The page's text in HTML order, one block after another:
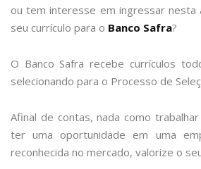
ou tem interesse em ingressar nesta
seu currículo para o Banco Safra?
O Banco Safra recebe currículos
selecionando para o Processo de
Afinal de contas, nada como
ter uma oportunidade em uma
reconhecida no mercado, valorize o